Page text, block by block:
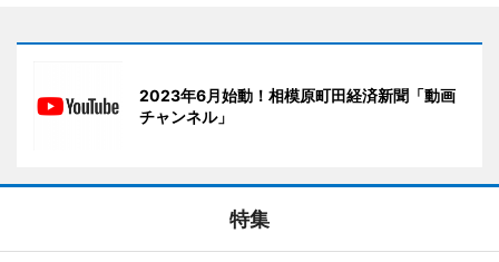
2023年6月始動！相模原町田経済新聞「動画
チャンネル」
特集